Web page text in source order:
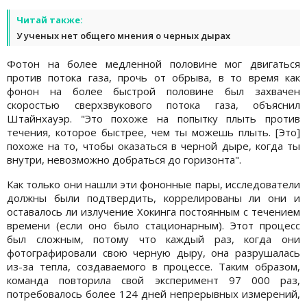
Читай также:
У ученых нет общего мнения о черных дырах
Фотон на более медленной половине мог двигаться
против потока газа, прочь от обрыва, в то время как
фонон на более быстрой половине был захвачен
скоростью сверхзвукового потока газа, объяснил
Штайнхауэр. "Это похоже на попытку плыть против
течения, которое быстрее, чем ты можешь плыть. [Это]
похоже на то, чтобы оказаться в черной дыре, когда ты
внутри, невозможно добраться до горизонта".
Как только они нашли эти фононные пары, исследователи
должны были подтвердить, коррелированы ли они и
оставалось ли излучение Хокинга постоянным с течением
времени (если оно было стационарным). Этот процесс
был сложным, потому что каждый раз, когда они
фотографировали свою черную дыру, она разрушалась
из-за тепла, создаваемого в процессе. Таким образом,
команда повторила свой эксперимент 97 000 раз,
потребовалось более 124 дней непрерывных измерений,